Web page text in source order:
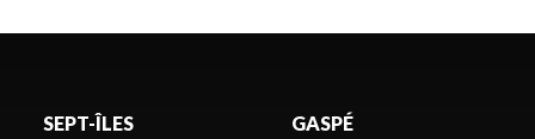
SEPT-ÎLES GASPÉ